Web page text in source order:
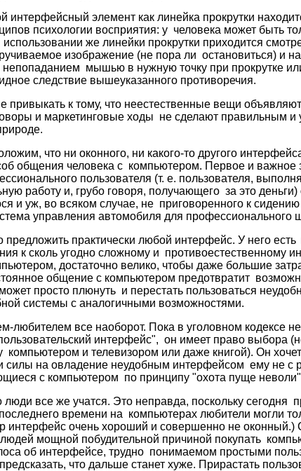
интерфейсный элемент как линейка прокрутки
психологии восприятия: у человека может быть
же линейки прокрутки приходится
изображение (не пора ли остановиться) и
непопаданием мышью в нужную точку при прокрутке
следствие вышеуказанного противоречия.
привыкать к тому, что неестественные вещи
и маркетинговые ходы не сделают правильным и
что ни оконного, ни какого-то другого
общения человека с компьютером. Первое и важное
пользователя (т. е. пользователя,
работу и, грубо говоря, получающего за это деньги)
и уж, во всяком случае, не приговоренного к
управления автомобиля для
практически любой интерфейс. У него
к сколь угодно сложному и противоестественному
достаточно велико, чтобы даже большие
общение с компьютером предотвратит
просто плюнуть и перестать пользоваться
системы с аналогичными возможностями.
любителем все наоборот. Пока в уголовном кодексе
интерфейс", он имеет право выбора
компьютером и телевизором или даже книгой). Он
силы на овладение неудобным интерфейсом ему не с
с компьютером по принципу "охота пуще
люди все же учатся. Это неправда, поскольку сегодня
времени на компьютерах любители могли
интерфейс очень хороший и совершенно не оконный.)
мощной побудительной причиной покупать
об интерфейсе, трудно понимаемом простыми
что дальше станет хуже. Прирастать